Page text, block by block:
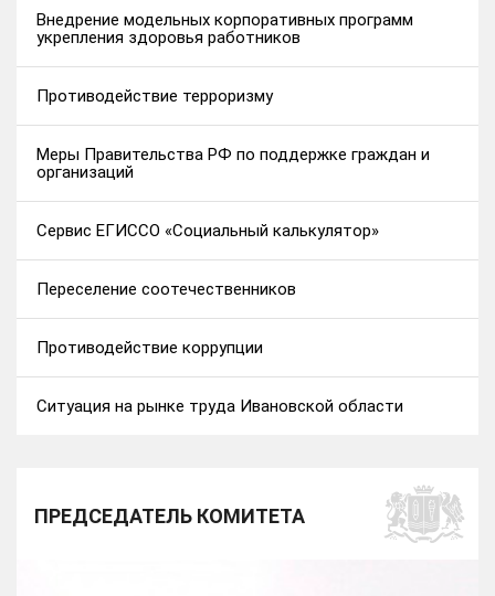
Внедрение модельных корпоративных программ
укрепления здоровья работников
Противодействие терроризму
Меры Правительства РФ по поддержке граждан и
организаций
Сервис ЕГИССО «Социальный калькулятор»
Переселение соотечественников
Противодействие коррупции
Ситуация на рынке труда Ивановской области
ПРЕДСЕДАТЕЛЬ КОМИТЕТА